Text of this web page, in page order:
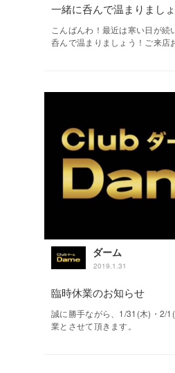
一緒に呑んで温まりまし
こんばんわ！最近は寒い日が続
呑んで温まりましょう！ご来店
ダーム
2019.1.31
臨時休業のお知らせ
誠に勝手ながら、1/31(木)・2/
業とさせて頂きます。